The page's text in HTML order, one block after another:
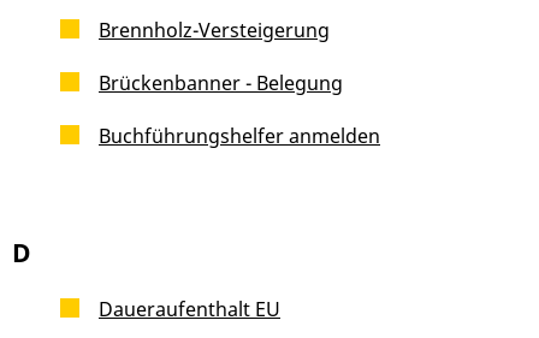
Brennholz-Versteigerung
Brückenbanner - Belegung
Buchführungshelfer anmelden
D
Daueraufenthalt EU